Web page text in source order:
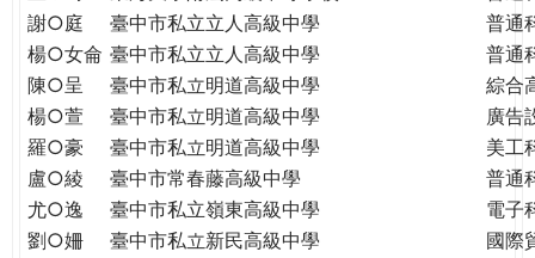
謝○庭
臺中市私立立人高級中學
普通
楊○女侖 臺中市私立立人高級中學
普通
陳○呈
臺中市私立明道高級中學
綜合
楊○萱
臺中市私立明道高級中學
廣告
羅○豪
臺中市私立明道高級中學
美工
盧○綾
臺中市常春藤高級中學
普通
尤○逸
臺中市私立嶺東高級中學
電子
劉○姍
臺中市私立新民高級中學
國際